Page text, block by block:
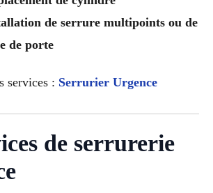
de serrure multipoints ou de
de porte
services : Serrurier Urgence
de serrurerie